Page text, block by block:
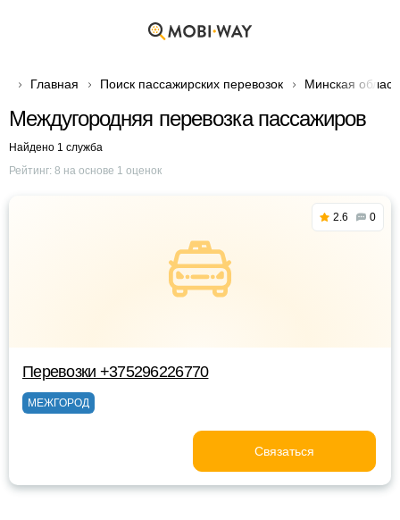
Главная Поиск пассажирских перевозок Минская
Междугородняя перевозка пассажиров
Найдено 1 служба
Рейтинг: 8 на основе 1 оценок
2.6 0
Перевозки +375296226770
МЕЖГОРОД
Связаться